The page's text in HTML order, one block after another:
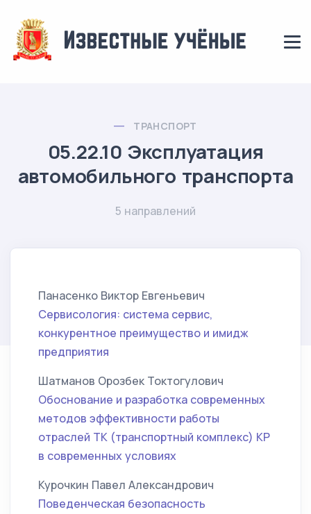
ТРАНСПОРТ
05.22.10 Эксплуатация
автомобильного транспорта
5 направлений
Панасенко Виктор Евгеньевич
Сервисология: система сервис,
конкурентное преимущество и имидж
предприятия
Шатманов Орозбек Токтогулович
Обоснование и разработка современных
методов эффективности работы
отраслей ТК (транспортный комплекс) КР
в современных условиях
Курочкин Павел Александрович
Поведенческая безопасность